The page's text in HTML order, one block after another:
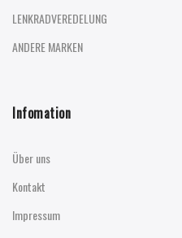
LENKRADVEREDELUNG
ANDERE MARKEN
Infomation
Über uns
Kontakt
Impressum